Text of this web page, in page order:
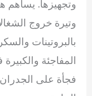
وتجهيزها. يساهم
وتيرة خروج
بالبروتينات
المفاجئة
فجأة على الجدران